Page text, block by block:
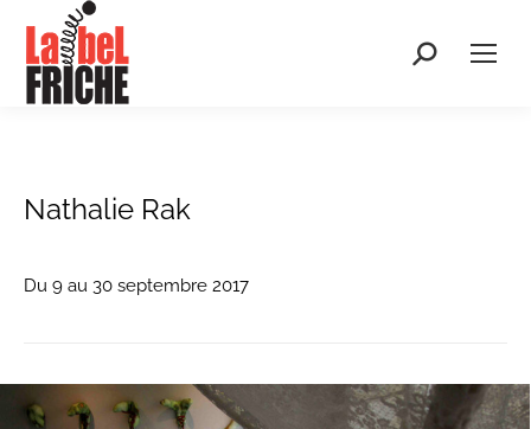
Recherche
Nathalie Rak
Du 9 au 30 septembre 2017